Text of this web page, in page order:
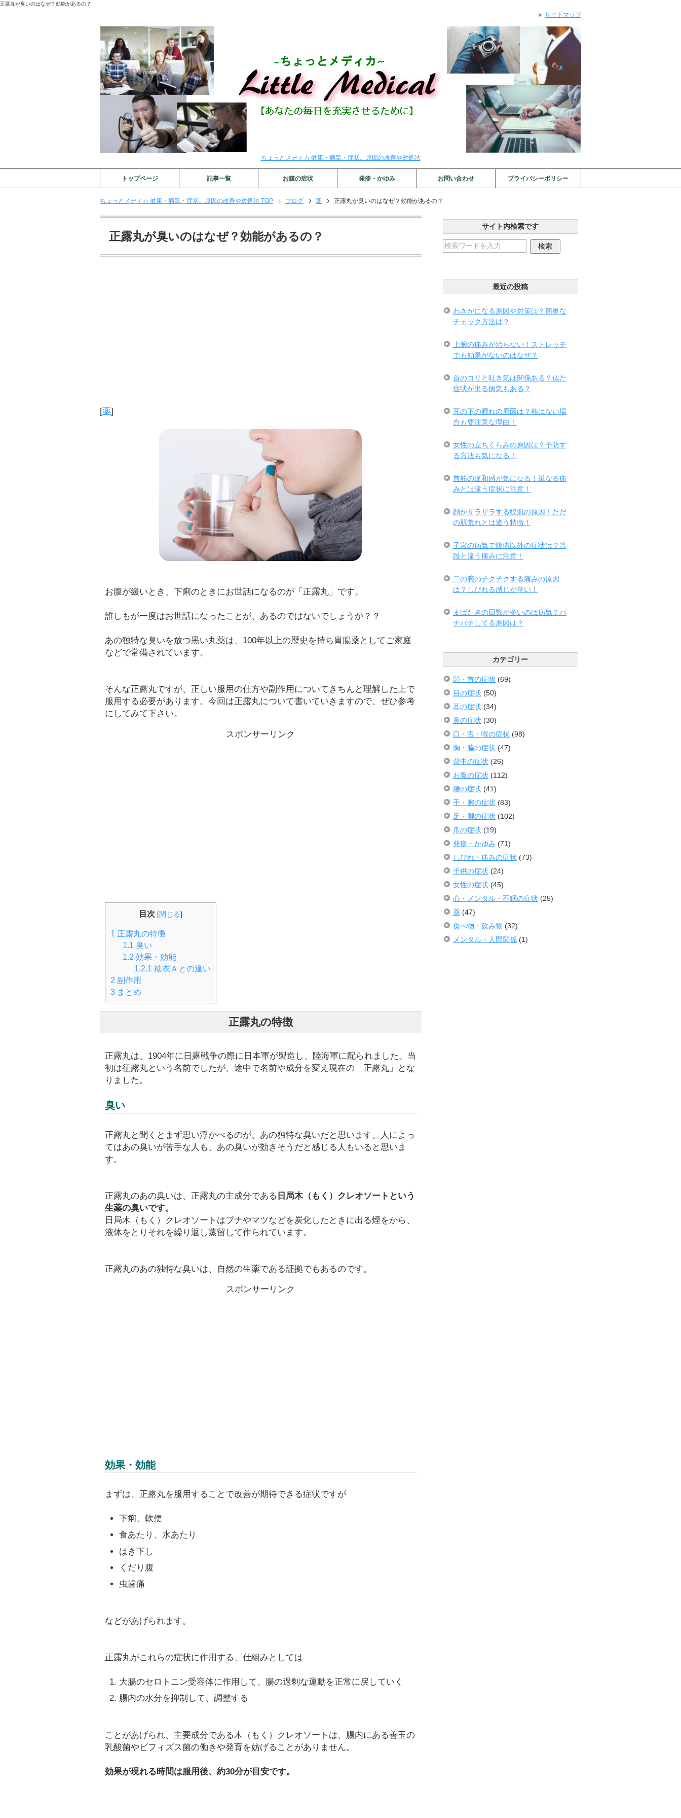
正露丸が臭いのはなぜ？効能があるの？
ちょっとメディカ 健康・病気・症状。原因の改善や対処法
トップページ 記事一覧 お腹の症状 発疹・かゆみ お問い合わせ プライバシーポリシー
ちょっとメディカ 健康・病気・症状。原因の改善や対処法 TOP ブログ 薬 正露丸が臭いのはなぜ？効能があるの？
正露丸が臭いのはなぜ？効能があるの？
[薬]
お腹が緩いとき、下痢のときにお世話になるのが「正露丸」です。
誰しもが一度はお世話になったことが、あるのではないでしょうか？？
あの独特な臭いを放つ黒い丸薬は、100年以上の歴史を持ち胃腸薬としてご家庭
などで常備されています。
そんな正露丸ですが、正しい服用の仕方や副作用についてきちんと理解した上で
服用する必要があります。今回は正露丸について書いていきますので、ぜひ参考
にしてみて下さい。
スポンサーリンク
目次 [閉じる]
1 正露丸の特徴
1.1 臭い
1.2 効果・効能
1.2.1 糖衣Ａとの違い
2 副作用
3 まとめ
正露丸の特徴
正露丸は、1904年に日露戦争の際に日本軍が製造し、陸海軍に配られました。当
初は征露丸という名前でしたが、途中で名前や成分を変え現在の「正露丸」とな
りました。
臭い
正露丸と聞くとまず思い浮かべるのが、あの独特な臭いだと思います。人によっ
てはあの臭いが苦手な人も、あの臭いが効きそうだと感じる人もいると思いま
す。
正露丸のあの臭いは、正露丸の主成分である 日局木（もく）クレオソートという
生薬の臭いです。
日局木（もく）クレオソートはブナやマツなどを炭化したときに出る煙をから、
液体をとりそれを繰り返し蒸留して作られています。
正露丸のあの独特な臭いは、自然の生薬である証拠でもあるのです。
スポンサーリンク
効果・効能
まずは、正露丸を服用することで改善が期待できる症状ですが
下痢、軟便
食あたり、水あたり
はき下し
くだり腹
虫歯痛
などがあげられます。
正露丸がこれらの症状に作用する、仕組みとしては
大腸のセロトニン受容体に作用して、腸の過剰な運動を正常に戻していく
腸内の水分を抑制して、調整する
ことがあげられ、主要成分である木（もく）クレオソートは、腸内にある善玉の
乳酸菌やビフィズス菌の働きや発育を妨げることがありません。
効果が現れる時間は服用後、約30分が目安です。
サイト内検索です
最近の投稿
わきがになる原因や対策は？簡単な
チェック方法は？
上腕の痛みが治らない！ストレッチ
でも効果がないのはなぜ？
首のコリと吐き気は関係ある？似た
症状が出る病気もある？
耳の下の腫れの原因は？熱はない場
合も要注意な理由！
女性の立ちくらみの原因は？予防す
る方法も気になる！
首筋の違和感が気になる！単なる痛
みとは違う症状に注意！
顔がザラザラする鮫肌の原因！ただ
の肌荒れとは違う特徴！
子宮の病気で腹痛以外の症状は？普
段と違う痛みに注意！
二の腕のチクチクする痛みの原因
は？しびれる感じが辛い！
まばたきの回数が多いのは病気？パ
チパチしてる原因は？
カテゴリー
頭・首の症状 (69)
目の症状 (50)
耳の症状 (34)
鼻の症状 (30)
口・舌・喉の症状 (98)
胸・脇の症状 (47)
背中の症状 (26)
お腹の症状 (112)
腰の症状 (41)
手・腕の症状 (83)
足・脚の症状 (102)
爪の症状 (19)
発疹・かゆみ (71)
しびれ・痛みの症状 (73)
子供の症状 (24)
女性の症状 (45)
心・メンタル・不眠の症状 (25)
薬(47)
食べ物・飲み物 (32)
メンタル・人間関係(1)
サイトマップ